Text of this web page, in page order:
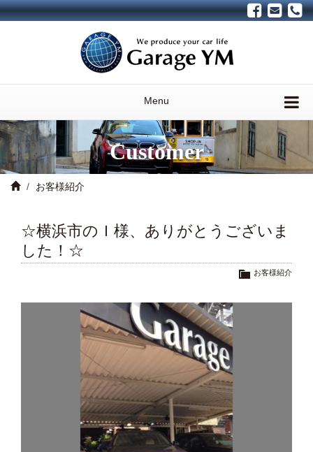
Menu
Customer
お客様紹介
☆横浜市のＩ様、ありがとうございま
した！☆
お客様紹介